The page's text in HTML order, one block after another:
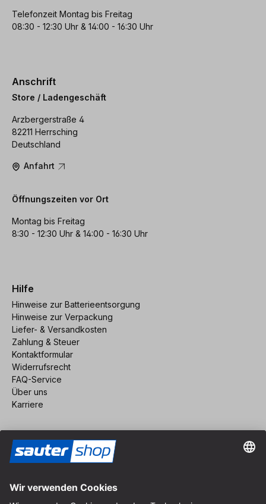
Telefonzeit Montag bis Freitag
08:30 - 12:30 Uhr & 14:00 - 16:30 Uhr
Anschrift
Store / Ladengeschäft
Arzbergerstraße 4
82211 Herrsching
Deutschland
Anfahrt
Öffnungszeiten vor Ort
Montag bis Freitag
8:30 - 12:30 Uhr & 14:00 - 16:30 Uhr
Hilfe
Hinweise zur Batterieentsorgung
Hinweise zur Verpackung
Liefer- & Versandkosten
Zahlung & Steuer
Kontaktformular
Widerrufsrecht
FAQ-Service
Über uns
Karriere